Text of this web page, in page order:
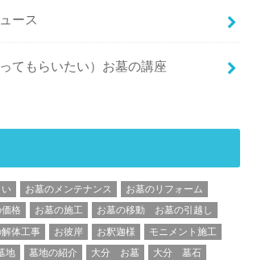
ース
てもらいたい）お墓の講座
お墓のメンテナンス
お墓のリフォーム
格 お墓の施工
お墓の移動 お墓の引越し
体工事 お彼岸 お釈迦様
モニメント施工
地 墓地の紹介 大分 お墓
大分 墓石